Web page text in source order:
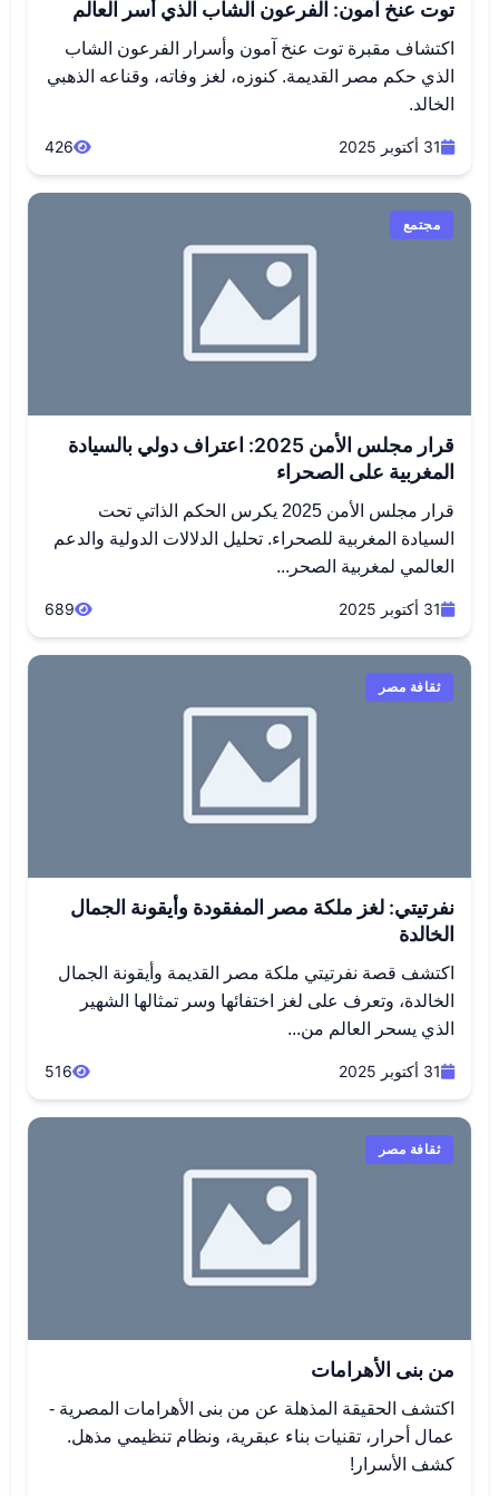
توت عنخ آمون: الفرعون الشاب الذي أسر العالم
اكتشاف مقبرة توت عنخ آمون وأسرار الفرعون الشاب
الذي حكم مصر القديمة. كنوزه، لغز وفاته، وقناعه الذهبي
الخالد.
31 أكتوبر 2025 426
مجتمع
قرار مجلس الأمن 2025: اعتراف دولي بالسيادة
المغربية على الصحراء
قرار مجلس الأمن 2025 يكرس الحكم الذاتي تحت
السيادة المغربية للصحراء. تحليل الدلالات الدولية والدعم
العالمي لمغربية الصحر...
31 أكتوبر 2025 689
ثقافة مصر
نفرتيتي: لغز ملكة مصر المفقودة وأيقونة الجمال
الخالدة
اكتشف قصة نفرتيتي ملكة مصر القديمة وأيقونة الجمال
الخالدة، وتعرف على لغز اختفائها وسر تمثالها الشهير
الذي يسحر العالم من...
31 أكتوبر 2025 516
ثقافة مصر
من بنى الأهرامات
اكتشف الحقيقة المذهلة عن من بنى الأهرامات المصرية -
عمال أحرار، تقنيات بناء عبقرية، ونظام تنظيمي مذهل.
كشف الأسرار!